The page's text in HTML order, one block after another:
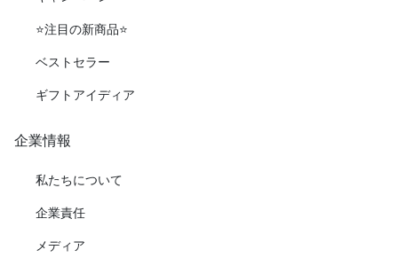
⭐️注目の新商品⭐️
ベストセラー
ギフトアイディア
企業情報
私たちについて
企業責任
メディア